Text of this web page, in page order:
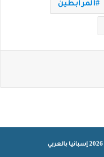
المرابطين